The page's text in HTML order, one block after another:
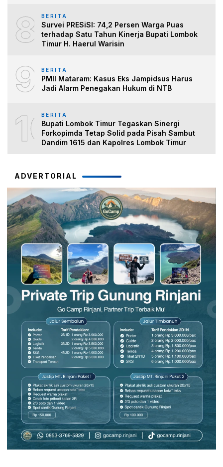
8 BERITA
Survei PRESiSI: 74,2 Persen Warga Puas
terhadap Satu Tahun Kinerja Bupati Lombok
Timur H. Haerul Warisin
9 BERITA
PMII Mataram: Kasus Eks Jampidsus Harus
Jadi Alarm Penegakan Hukum di NTB
10BERITA
Bupati Lombok Timur Tegaskan Sinergi
Forkopimda Tetap Solid pada Pisah Sambut
Dandim 1615 dan Kapolres Lombok Timur
ADVERTORIAL